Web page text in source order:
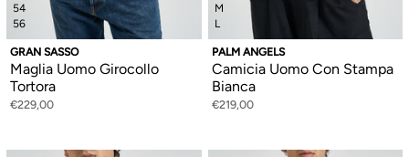
54
56
GRAN SASSO
Maglia Uomo Girocollo
Tortora
€229,00
M
L
PALM ANGELS
Camicia Uomo Con Stampa
Bianca
€219,00